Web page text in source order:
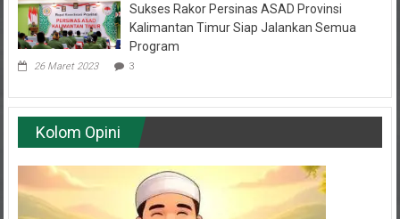
Sukses Rakor Persinas ASAD Provinsi
Kalimantan Timur Siap Jalankan Semua
Program
26 Maret 2023 3
Kolom Opini